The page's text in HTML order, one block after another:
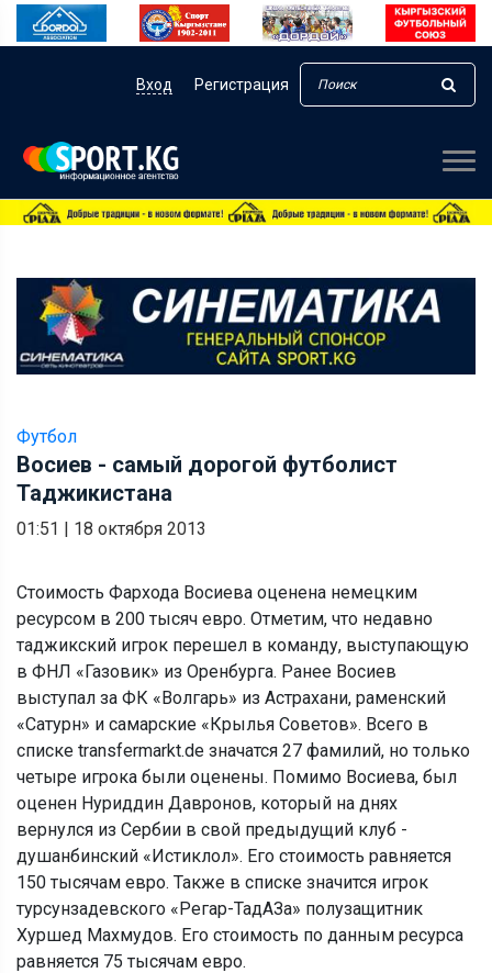
Вход Регистрация
Футбол
Восиев - самый дорогой футболист
Таджикистана
01:51 | 18 октября 2013
Стоимость Фархода Восиева оценена немецким
ресурсом в 200 тысяч евро. Отметим, что недавно
таджикский игрок перешел в команду, выступающую
в ФНЛ «Газовик» из Оренбурга. Ранее Восиев
выступал за ФК «Волгарь» из Астрахани, раменский
«Сатурн» и самарские «Крылья Советов». Всего в
списке transfermarkt.de значатся 27 фамилий, но только
четыре игрока были оценены. Помимо Восиева, был
оценен Нуриддин Давронов, который на днях
вернулся из Сербии в свой предыдущий клуб -
душанбинский «Истиклол». Его стоимость равняется
150 тысячам евро. Также в списке значится игрок
турсунзадевского «Регар-ТадАЗа» полузащитник
Хуршед Махмудов. Его стоимость по данным ресурса
равняется 75 тысячам евро.